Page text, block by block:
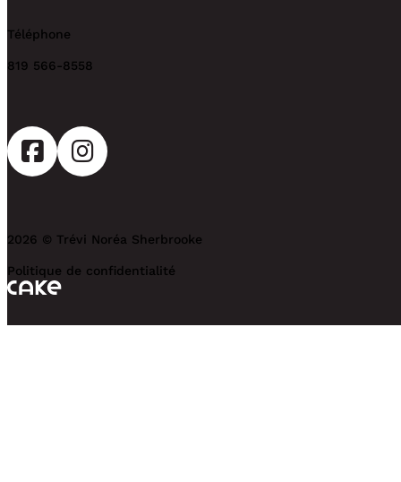
Téléphone
819 566-8558
Politique de confidentialité
2026 © Trévi Noréa Sherbrooke